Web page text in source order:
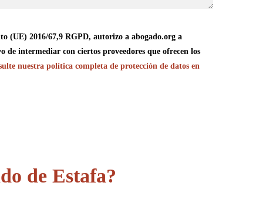
(UE) 2016/67,9 RGPD, autorizo a abogado.org a
de intermediar con ciertos proveedores que ofrecen los
nuestra política completa de protección de datos en
de Estafa?